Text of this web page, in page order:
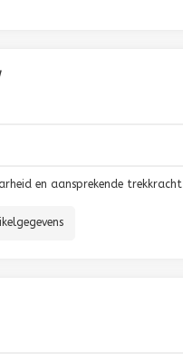
en aansprekende trekkracht